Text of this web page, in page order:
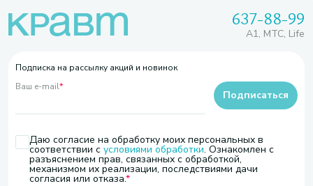
637-88-99
A1, МТС, Life
Подписка на рассылку акций и новинок
Ваш e-mail*
Даю согласие на обработку моих персональных в
соответствии с условиями обработки. Ознакомлен с
разъяснением прав, связанных с обработкой,
механизмом их реализации, последствиями дачи
согласия или отказа.
Подписаться